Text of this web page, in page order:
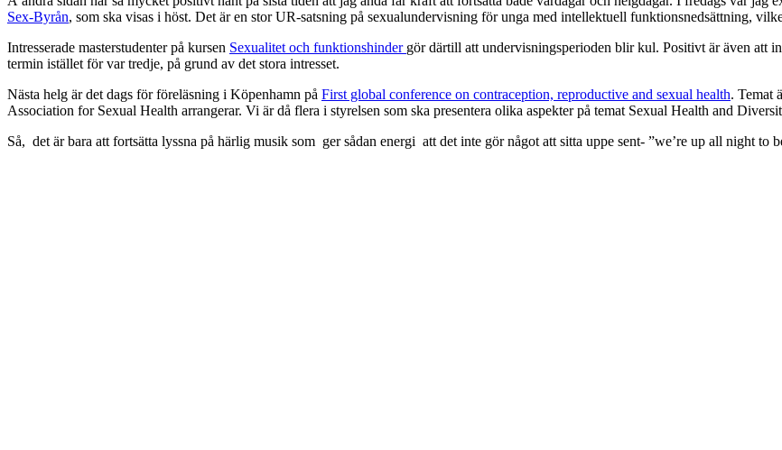
Sex-Byrån, som ska visas i höst. Det är en stor UR-satsning på sexualundervisning för unga med intellektuell funktionsnedsättning,
Intresserade masterstudenter på kursen Sexualitet och funktionshinder gör därtill att undervisningsperioden blir kul. Positivt är även att
termin istället för var tredje, på grund av det stora intresset.
Nästa helg är det dags för föreläsning i Köpenhamn på First global conference on contraception, reproductive and sexual health. Temat
Association for Sexual Health arrangerar. Vi är då flera i styrelsen som ska presentera olika aspekter på temat Sexual Health and
Så, det är bara att fortsätta lyssna på härlig musik som ger sådan energi att det inte gör något att sitta uppe sent- ”we’re up all night to